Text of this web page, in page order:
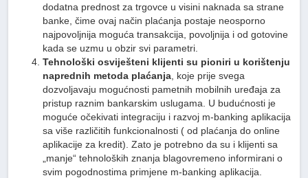
dodatna prednost za trgovce u visini naknada sa strane
banke, čime ovaj način plaćanja postaje neosporno
najpovoljnija moguća transakcija, povoljnija i od gotovine
kada se uzmu u obzir svi parametri.
Tehnološki osviješteni klijenti su pioniri u korištenju
naprednih metoda plaćanja , koje prije svega
dozvoljavaju mogućnosti pametnih mobilnih uređaja za
pristup raznim bankarskim uslugama. U budućnosti je
moguće očekivati integraciju i razvoj m-banking aplikacija
sa više različitih funkcionalnosti ( od plaćanja do online
aplikacije za kredit). Zato je potrebno da su i klijenti sa
„manje“ tehnoloških znanja blagovremeno informirani o
svim pogodnostima primjene m-banking aplikacija.